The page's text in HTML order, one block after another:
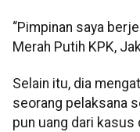
“Pimpinan saya
Merah Putih KPK,
Selain itu, dia
seorang pelaksana
pun uang dari